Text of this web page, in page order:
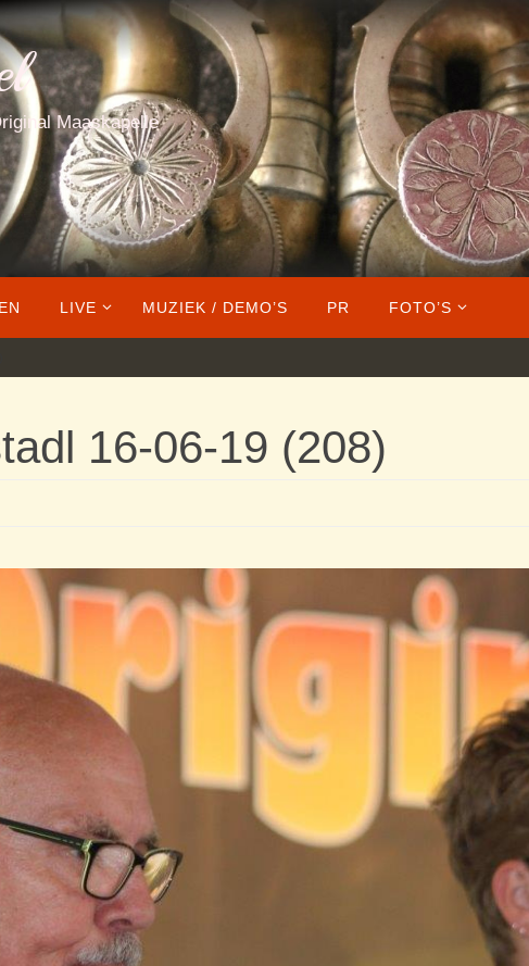
Maaskapelle
LIVE MUZIEK / DEMO’S PR FOTO’S
16-06-19 (208)